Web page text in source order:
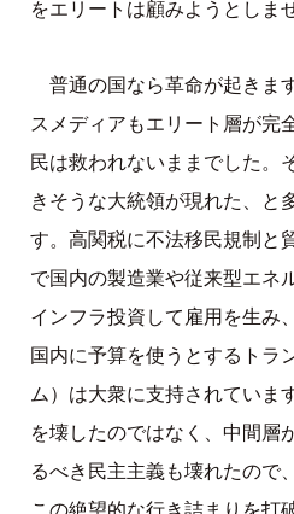
をエリートは顧みようとしま
普通の国なら革命が起きま
スメディアもエリート層が完
民は救われないままでした。
きそうな大統領が現れた、と
す。高関税に不法移民規制と
で国内の製造業や従来型エネ
インフラ投資して雇用を生み
国内に予算を使うとするトラ
ム）は大衆に支持されていま
を壊したのではなく、中間層
るべき民主主義も壊れたので